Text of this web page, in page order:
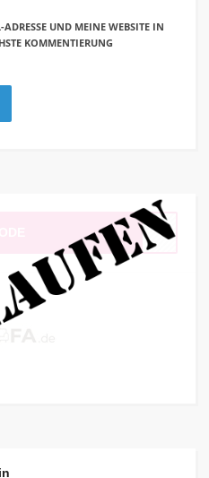
UND MEINE WEBSITE IN
KOMMENTIERUNG